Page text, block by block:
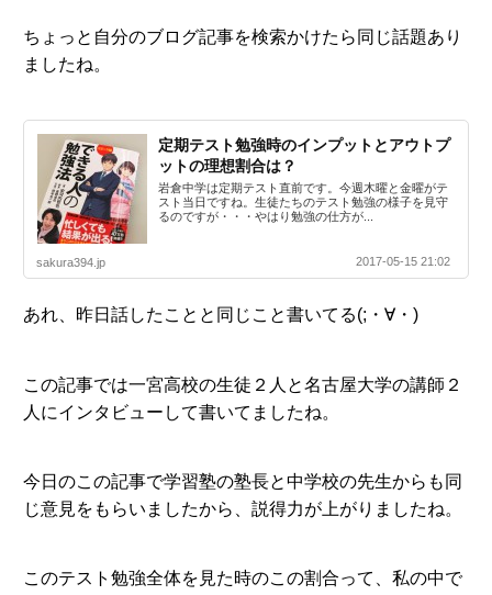
ちょっと自分のブログ記事を検索かけたら同じ話題あり
ましたね。
定期テスト勉強時のインプットとアウトプ
ットの理想割合は？
岩倉中学は定期テスト直前です。今週木曜と金曜がテ
スト当日ですね。生徒たちのテスト勉強の様子を見守
るのですが・・・やはり勉強の仕方が...
sakura394.jp 2017-05-15 21:02
あれ、昨日話したことと同じこと書いてる(;・∀・)
この記事では一宮高校の生徒２人と名古屋大学の講師２
人にインタビューして書いてましたね。
今日のこの記事で学習塾の塾長と中学校の先生からも同
じ意見をもらいましたから、説得力が上がりましたね。
このテスト勉強全体を見た時のこの割合って、私の中で